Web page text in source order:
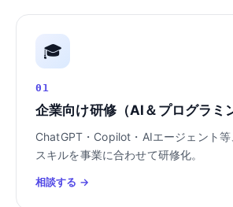
🎓
01
企業向け研修（AI＆プログラミ
ChatGPT・Copilot・AIエージェント等
スキルを事業に合わせて研修化。
相談する →